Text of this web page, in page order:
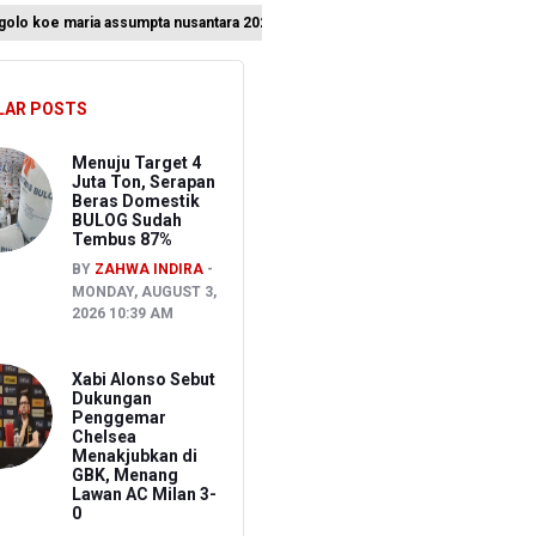
di Bali
Brong
koe maria assumpta nusantara 2026
POSTS
Menuju Target 4
Juta Ton, Serapan
Beras Domestik
BULOG Sudah
Tembus 87%
BY ZAHWA INDIRA
MONDAY, AUGUST 3,
2026 10:39 AM
Xabi Alonso Sebut
Dukungan
Penggemar
Chelsea
Menakjubkan di
GBK, Menang
Lawan AC Milan 3-
0